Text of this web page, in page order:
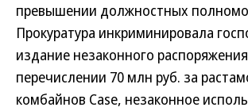
превышении должностных
Прокуратура инкриминировала
издание незаконного
перечислении 70 млн руб. за
комбайнов Case, незаконное